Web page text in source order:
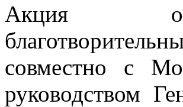
Акция
совместно с
руководством